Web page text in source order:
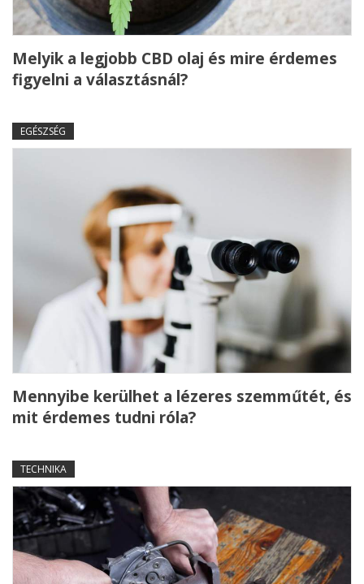
Melyik a legjobb CBD olaj és mire érdemes
figyelni a választásnál?
EGÉSZSÉG
Mennyibe kerülhet a lézeres szemműtét, és
mit érdemes tudni róla?
TECHNIKA